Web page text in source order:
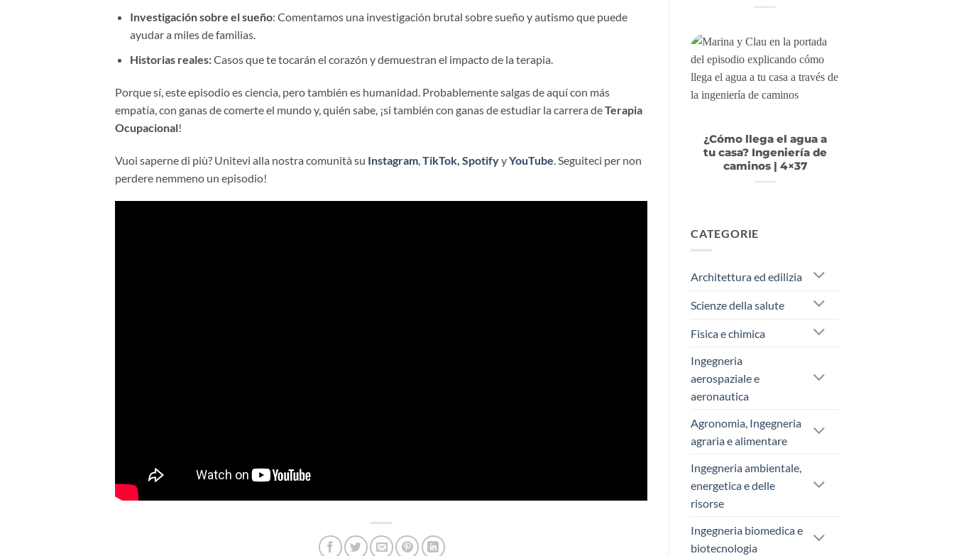
Investigación sobre el sueño: Comentamos una investigación brutal sobre sueño y autismo que puede
ayudar a miles de familias.
Historias reales:Casos que te tocarán el corazón y demuestran el impacto de la terapia.
Porque sí, este episodio es ciencia, pero también es humanidad. Probablemente salgas de aquí con más
empatía, con ganas de comerte el mundo y, quién sabe, ¡si también con ganas de estudiar la carrera deTerapia
Ocupacional!
Vuoi saperne di più? Unitevi alla nostra comunità su Instagram TikTok SpotifyyYouTube . Seguiteci per non
perdere nemmeno un episodio!
¿Cómo llega el agua a
tu casa? Ingeniería de
caminos | 4×37
CATEGORIE
Architettura ed edilizia
Scienze della salute
Fisica e chimica
Ingegneria
aerospaziale e
aeronautica
Agronomia, Ingegneria
agraria e alimentare
Ingegneria ambientale,
energetica e delle
risorse
Ingegneria biomedica e
biotecnologia